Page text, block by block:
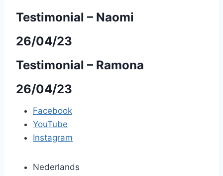
Testimonial – Naomi
26/04/23
Testimonial – Ramona
26/04/23
Facebook
YouTube
Instagram
Nederlands